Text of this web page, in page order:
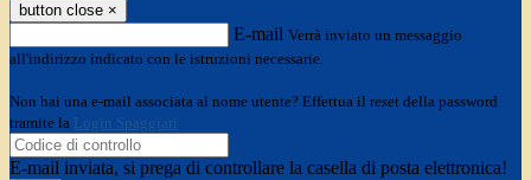
button close ×
E-mail Verrà inviato un messaggio
all'indirizzo indicato con le istruzioni necessarie.
Non hai una e-mail associata al nome utente? Effettua il reset della password
tramite la Login Spaggiari
E-mail inviata, si prega di controllare la casella di posta elettronica!